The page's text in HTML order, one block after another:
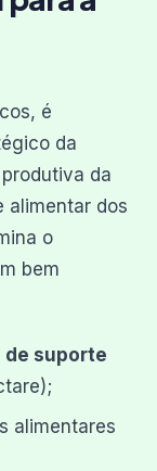
é
da
da
alimentar dos
o
bem
de suporte
alimentares